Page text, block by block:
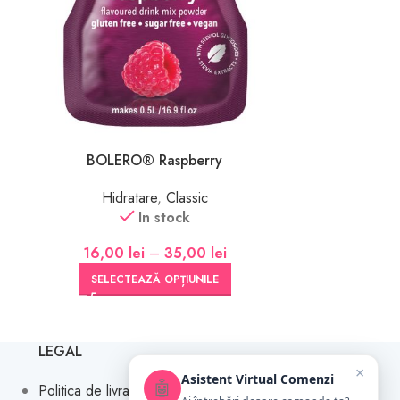
BOLERO® Raspberry
Hidratare, Classic
In stock
16,00 lei – 35,00 lei
SELECTEAZĂ OPȚIUNILE
LEGAL
Politica de livrare
×
🤖 Asistent Virtual Comenzi